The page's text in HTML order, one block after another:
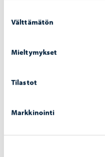
valinta
Välttämätön
Mieltymykset
Tilastot
Markkinointi
https://valvira.fi/tupakka